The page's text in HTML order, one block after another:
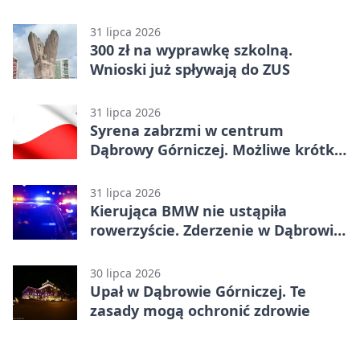
31 lipca 2026
300 zł na wyprawkę szkolną.
Wnioski już spływają do ZUS
31 lipca 2026
Syrena zabrzmi w centrum
Dąbrowy Górniczej. Możliwe krótkie
31 lipca 2026
Kierująca BMW nie ustąpiła
rowerzyście. Zderzenie w Dąbrowie
30 lipca 2026
Upał w Dąbrowie Górniczej. Te
zasady mogą ochronić zdrowie